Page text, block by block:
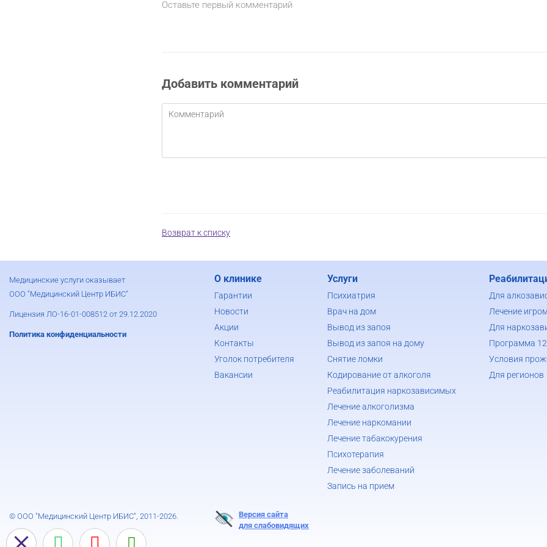
Оставьте первый комментарий
Добавить комментарий
Возврат к списку
Медицинские услуги оказывает
ООО "Медицинский Центр ИБИС"
Лицензия ЛО-16-01-008512 от 29.12.2020
Политика конфиденциальности
О клинике
Гарантии
Новости
Акции
Контакты
Уголок потребителя
Вакансии
Услуги
Психиатрия
Врач на дом
Вывод из запоя
Вывод из запоя на дому
Снятие ломки
Кодирование от алкоголя
Реабилитация наркозависимых
Лечение алкоголизма
Лечение наркомании
Лечение табакокурения
Психотерапия
Лечение заболеваний
Запись на прием
Для
Лечение
Для
Программа
Условия
Для регионов
© ООО "Медицинский Центр ИБИС", 2011-2026.
Версия сайта
для слабовидящих